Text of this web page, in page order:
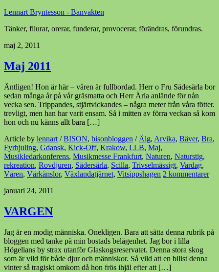
Lennart Bryntesson - Banvakten
Tänker, filurar, orerar, funderar, provocerar, förändras, förundras.
maj 2, 2011
Maj 2011
Äntligen! Hon är här – våren är fullbordad. Herr o Fru Sädesärla bor
sedan många år på vår gräsmatta och Herr Ärla anlände för nån
vecka sen. Trippandes, stjärtvickandes – några meter från våra fötter.
trevligt, men han har varit ensam. Så i mitten av förra veckan så kom
hon och nu känns allt bara […]
Article by lennart /BISON, bisonbloggen / Älg, Arvika, Bäver, Bra,
Fyrhjuling, Gdansk, Kick-Off, Krakow, LLB, Maj,
Musikledarkonferens, Musikmesse Frankfurt, Naturen, Naturstig,
rekreation, Rovdjuren, Sädersärla, Scilla, Trivselmässigt, Vardag,
Våren, Vårkänslor, Våxlandatjärnet, Vitsippshagen 2 kommentarer
januari 24, 2011
VARGEN
Jag är en modig människa. Onekligen. Bara att sätta denna rubrik på
bloggen med tanke på min bostads belägenhet. Jag bor i lilla
Högelians by strax utanför Glaskogsreservatet. Denna stora skog
som är vild för både djur och människor. Så vild att en bilist denna
vinter så tragiskt omkom då hon frös ihjäl efter att […]